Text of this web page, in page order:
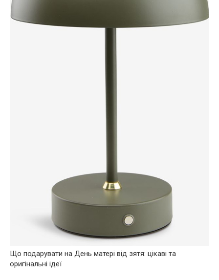
Що подарувати на День матері від зятя: цікаві та
оригінальні ідеї